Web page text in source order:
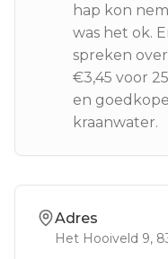
hap kon
was het ok.
spreken
€3,45 voor
en
kraanwater.
Adres
Het Hooiveld 9,